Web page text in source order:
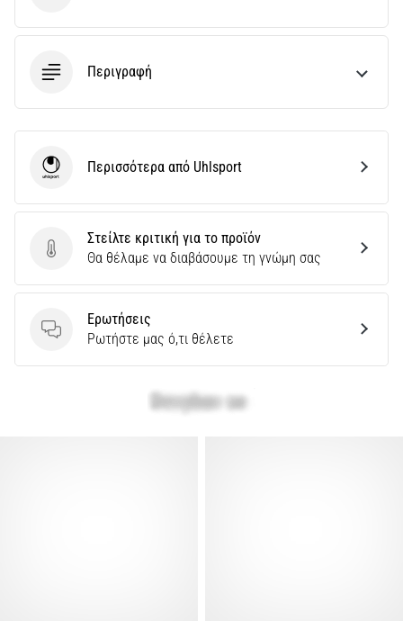
Περιγραφή
Στείλτε κριτική για το προϊόν
Στείλτε κριτική για το προϊόν
Θα θέλαμε να διαβάσουμε τη γνώμη σας
Ερωτήσεις
Ερωτήσεις
Ρωτήστε μας ό,τι θέλετε
UhlsportΠερισσότερα από Uhlsport